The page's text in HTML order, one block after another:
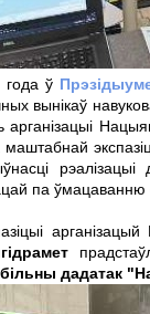
года ў
вынікаў
па ўмацаванню
дадатак